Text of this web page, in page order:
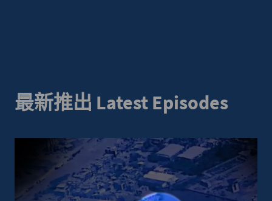
最新推出 Latest Episodes